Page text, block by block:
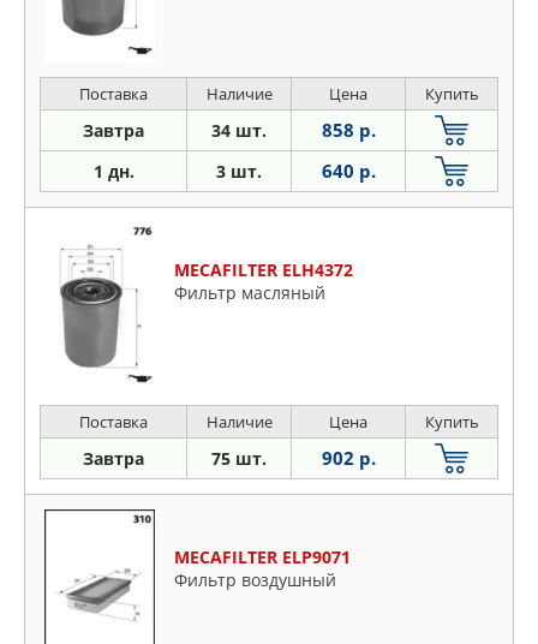
Поставка Наличие Цена Купить
Завтра 34 шт. 858 р.
1 дн. 3 шт. 640 р.
MECAFILTER ELH4372
Фильтр масляный
Поставка Наличие Цена Купить
Завтра 75 шт. 902 р.
MECAFILTER ELP9071
Фильтр воздушный